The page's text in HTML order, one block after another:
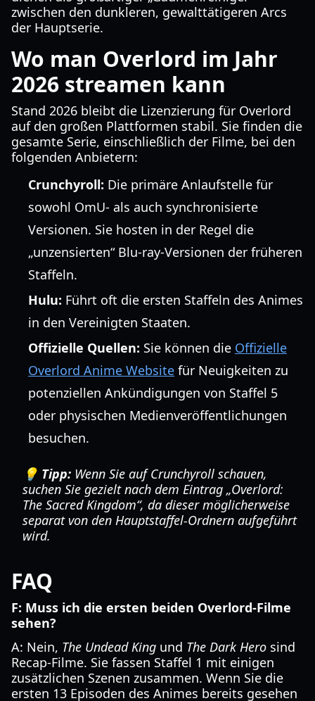
zwischen den dunkleren, gewalttätigeren Arcs
der Hauptserie.
Wo man Overlord im Jahr
2026 streamen kann
Stand 2026 bleibt die Lizenzierung für Overlord
auf den großen Plattformen stabil. Sie finden die
gesamte Serie, einschließlich der Filme, bei den
folgenden Anbietern:
Crunchyroll: Die primäre Anlaufstelle für
sowohl OmU- als auch synchronisierte
Versionen. Sie hosten in der Regel die
„unzensierten“ Blu-ray-Versionen der früheren
Staffeln.
Hulu: Führt oft die ersten Staffeln des Animes
in den Vereinigten Staaten.
Offizielle Quellen: Sie können die Offizielle
Overlord Anime Website für Neuigkeiten zu
potenziellen Ankündigungen von Staffel 5
oder physischen Medienveröffentlichungen
besuchen.
💡 Tipp: Wenn Sie auf Crunchyroll schauen,
suchen Sie gezielt nach dem Eintrag „Overlord:
The Sacred Kingdom“, da dieser möglicherweise
separat von den Hauptstaffel-Ordnern aufgeführt
wird.
FAQ
F: Muss ich die ersten beiden Overlord-Filme
sehen?
A: Nein, The Undead King und The Dark Hero sind
Recap-Filme. Sie fassen Staffel 1 mit einigen
zusätzlichen Szenen zusammen. Wenn Sie die
ersten 13 Episoden des Animes bereits gesehen